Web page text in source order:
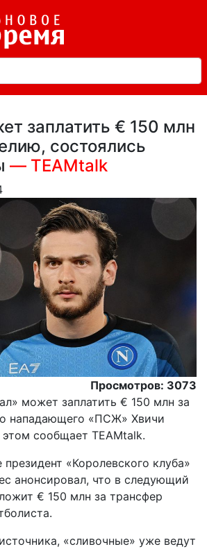
заплатить € 150 млн
состоялись
— TEAMtalk
Просмотров: 3073
может заплатить € 150 млн за
нападающего «ПСЖ» Хвичи
сообщает TEAMtalk.
«Королевского клуба»
анонсировал, что в следующий
€ 150 млн за трансфер
«сливочные» уже ведут